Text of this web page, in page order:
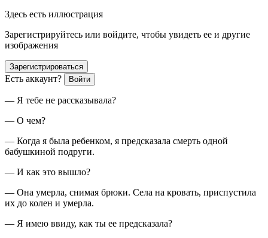
Здесь есть иллюстрация
Зарегистрируйтесь или войдите, чтобы увидеть ее и другие
изображения
Зарегистрироваться
Есть аккаунт? Войти
— Я тебе не рассказывала?
— О чем?
— Когда я была ребенком, я предсказала смерть одной
бабушкиной подруги.
— И как это вышло?
— Она умерла, снимая брюки. Села на кровать, приспустила
их до колен и умерла.
— Я имею ввиду, как ты ее предсказала?